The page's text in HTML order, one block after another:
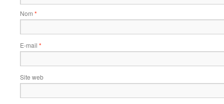
Nom *
E-mail *
Site web